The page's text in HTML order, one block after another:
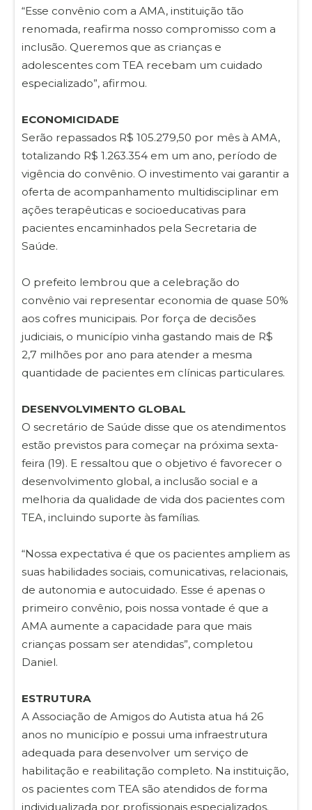
“Esse convênio com a AMA, instituição tão
renomada, reafirma nosso compromisso com a
inclusão. Queremos que as crianças e
adolescentes com TEA recebam um cuidado
especializado”, afirmou.
ECONOMICIDADE
Serão repassados R$ 105.279,50 por mês à AMA,
totalizando R$ 1.263.354 em um ano, período de
vigência do convênio. O investimento vai garantir a
oferta de acompanhamento multidisciplinar em
ações terapêuticas e socioeducativas para
pacientes encaminhados pela Secretaria de
Saúde.
O prefeito lembrou que a celebração do
convênio vai representar economia de quase 50%
aos cofres municipais. Por força de decisões
judiciais, o município vinha gastando mais de R$
2,7 milhões por ano para atender a mesma
quantidade de pacientes em clínicas particulares.
DESENVOLVIMENTO GLOBAL
O secretário de Saúde disse que os atendimentos
estão previstos para começar na próxima sexta-
feira (19). E ressaltou que o objetivo é favorecer o
desenvolvimento global, a inclusão social e a
melhoria da qualidade de vida dos pacientes com
TEA, incluindo suporte às famílias.
“Nossa expectativa é que os pacientes ampliem as
suas habilidades sociais, comunicativas, relacionais,
de autonomia e autocuidado. Esse é apenas o
primeiro convênio, pois nossa vontade é que a
AMA aumente a capacidade para que mais
crianças possam ser atendidas”, completou
Daniel.
ESTRUTURA
A Associação de Amigos do Autista atua há 26
anos no município e possui uma infraestrutura
adequada para desenvolver um serviço de
habilitação e reabilitação completo. Na instituição,
os pacientes com TEA são atendidos de forma
individualizada por profissionais especializados.